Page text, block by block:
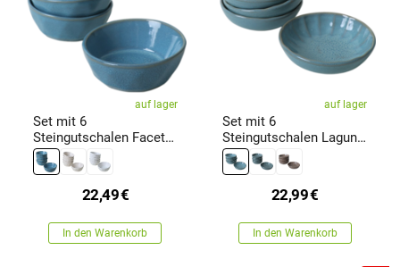
auf lager
Set mit 6
Steingutschalen Facetta
12 cm, türkis
22,49€
In den Warenkorb
auf lager
Set mit 6
Steingutschalen Laguna
12 cm, türkis
22,99€
In den Warenkorb